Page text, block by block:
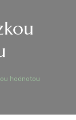
hodnotou